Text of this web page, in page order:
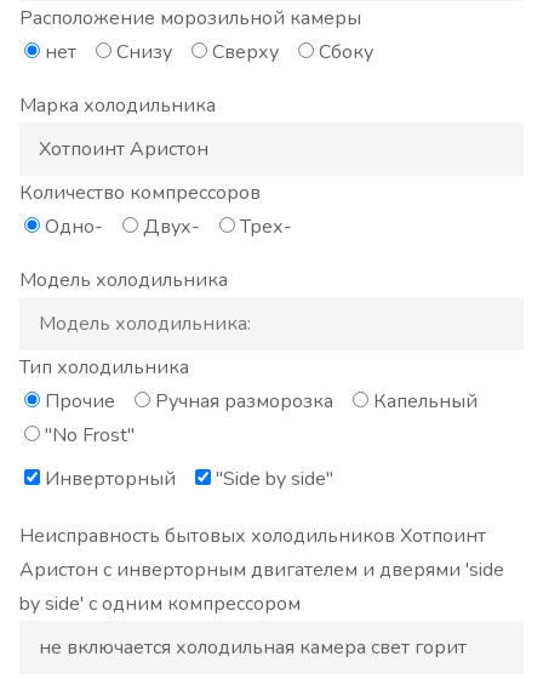
Расположение морозильной камеры
нет
Снизу Сверху
Сбоку
Марка холодильника
Количество компрессоров
Одно-
Двух-
Трех-
Модель холодильника
Тип холодильника
Прочие
Ручная разморозка
Капельный
"No Frost"
Инверторный
"Side by side"
Неисправность бытовых холодильников Хотпоинт
Аристон с инверторным двигателем и дверями 'side
by side' с одним компрессором